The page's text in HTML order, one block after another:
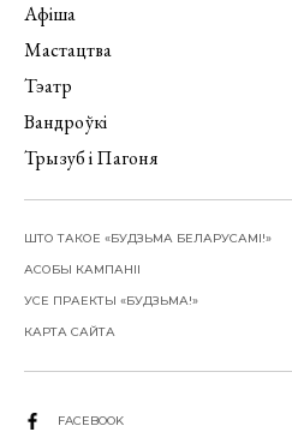
Афіша
Мастацтва
Тэатр
Вандроўкі
Трызуб і Пагоня
ШТО ТАКОЕ «БУДЗЬМА БЕЛАРУСАМІ!»
АСОБЫ КАМПАНІІ
УСЕ ПРАЕКТЫ «БУДЗЬМА!»
КАРТА САЙТА
FACEBOOK